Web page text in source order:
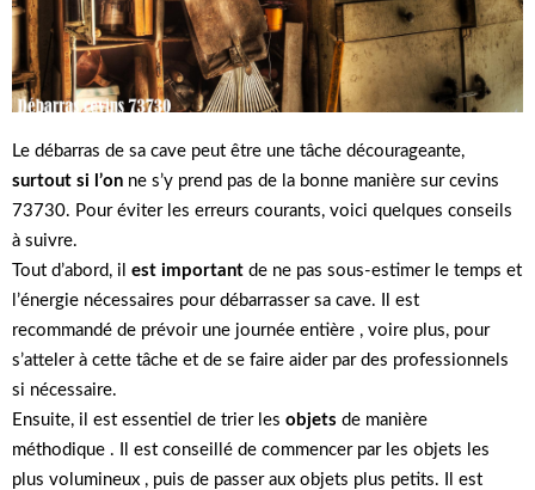
Le débarras de sa cave peut être une tâche décourageante,
surtout si l’on ne s’y prend pas de la bonne manière sur cevins
73730. Pour éviter les erreurs courants, voici quelques conseils
à suivre.
Tout d’abord, il est important de ne pas sous-estimer le temps et
l’énergie nécessaires pour débarrasser sa cave. Il est
recommandé de prévoir une journée entière , voire plus, pour
s’atteler à cette tâche et de se faire aider par des professionnels
si nécessaire.
Ensuite, il est essentiel de trier les objets de manière
méthodique . Il est conseillé de commencer par les objets les
plus volumineux , puis de passer aux objets plus petits. Il est